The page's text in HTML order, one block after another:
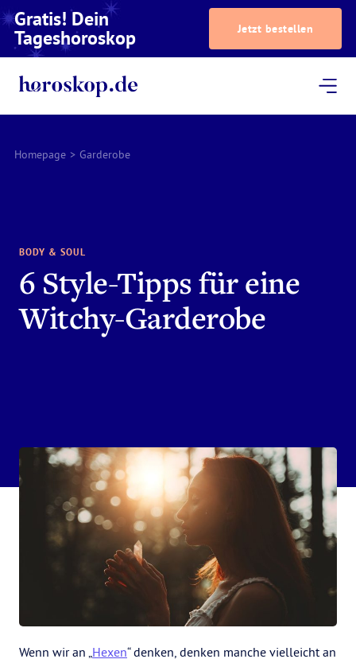
Gratis! Dein
Tageshoroskop Jetzt bestellen
Homepage > Garderobe
BODY & SOUL
6 Style-Tipps für eine
Witchy-Garderobe
Wenn wir an „Hexen“ denken, denken manche vielleicht an